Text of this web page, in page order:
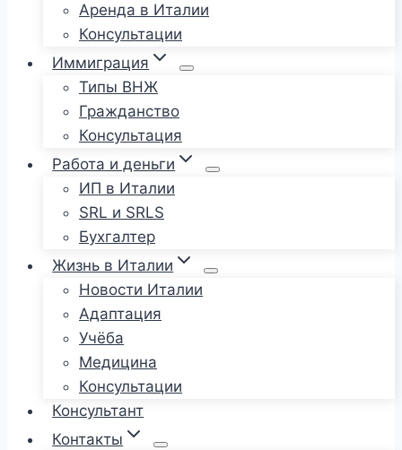
Аренда в Италии
Консультации
Иммиграция
Типы ВНЖ
Гражданство
Консультация
Работа и деньги
ИП в Италии
SRL и SRLS
Бухгалтер
Жизнь в Италии
Новости Италии
Адаптация
Учёба
Медицина
Консультации
Консультант
Контакты